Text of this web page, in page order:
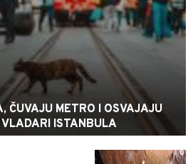
ČUVAJU METRO I OSVAJAJU
ISTANBULA
0